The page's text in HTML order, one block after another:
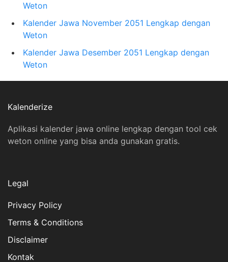
Weton
Kalender Jawa November 2051 Lengkap dengan
Weton
Kalender Jawa Desember 2051 Lengkap dengan
Weton
Kalenderize
Aplikasi kalender jawa online lengkap dengan tool cek
weton online yang bisa anda gunakan gratis.
Legal
Privacy Policy
Terms & Conditions
Disclaimer
Kontak